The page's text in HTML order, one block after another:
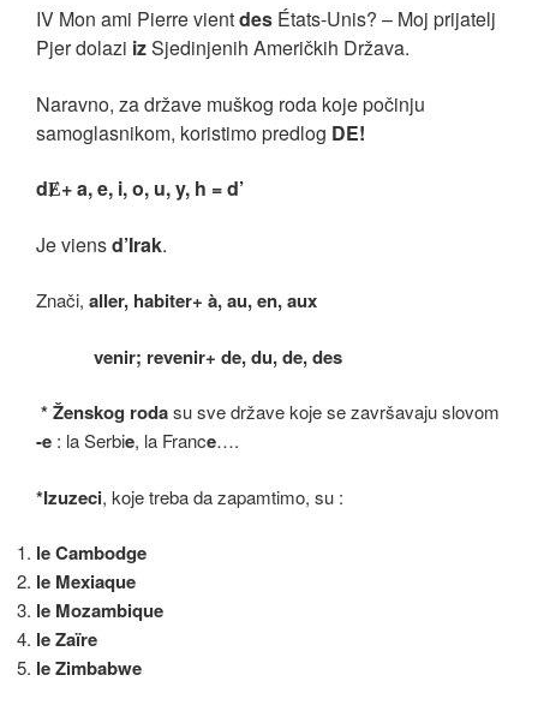
IV Mon ami Pierre vientdes États-Unis? – Moj prijatelj
Pjer dolazi izSjedinjenih Američkih Država.
Naravno, za države muškog roda koje počinju
samoglasnikom, koristimo predlog DE!
dɆ+ a, e, i, o, u, y, h = d’
Je viensd’Irak.
Znači, aller, habiter+ à, au, en, aux
venir; revenir+ de, du, de, des
* Ženskog rodasu sve države koje se završavaju slovom
-e : la Serbie, la France….
*Izuzeci, koje treba da zapamtimo, su :
le Cambodge
le Mexiaque
le Mozambique
le Zaïre
le Zimbabwe